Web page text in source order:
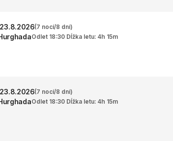
(7 nocí/8 dní)
Odlet 18:30 Dĺžka letu: 4h 15m
(7 nocí/8 dní)
Odlet 18:30 Dĺžka letu: 4h 15m